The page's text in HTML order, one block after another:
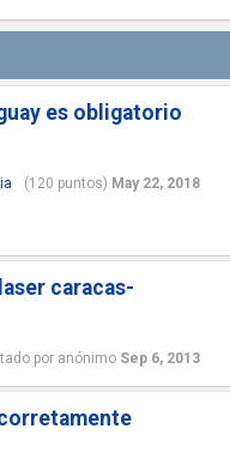
es obligatorio
(120 puntos) May 22, 2018
caracas-
por anónimo Sep 6, 2013